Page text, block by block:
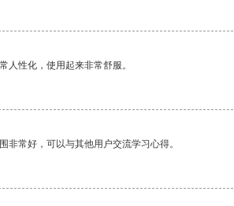
人性化，使用起来非常舒服。
非常好，可以与其他用户交流学习心得。